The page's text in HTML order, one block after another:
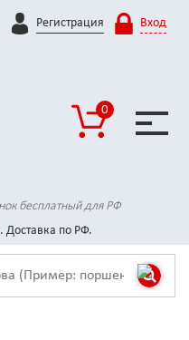
Регистрация Вход
0
бесплатный для РФ
Доставка по РФ.